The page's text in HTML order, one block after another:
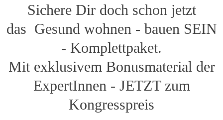
Sichere Dir doch schon jetzt
das Gesund wohnen - bauen SEIN
- Komplettpaket.
Mit exklusivem Bonusmaterial der
ExpertInnen - JETZT zum
Kongresspreis